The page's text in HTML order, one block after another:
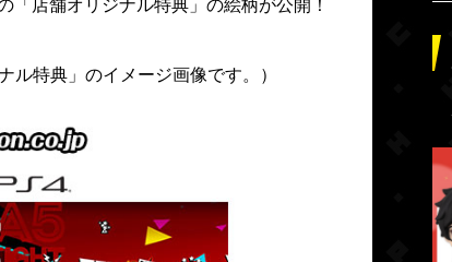
「店舗オリジナル特典」の絵柄が公開！
ル特典」のイメージ画像です。）